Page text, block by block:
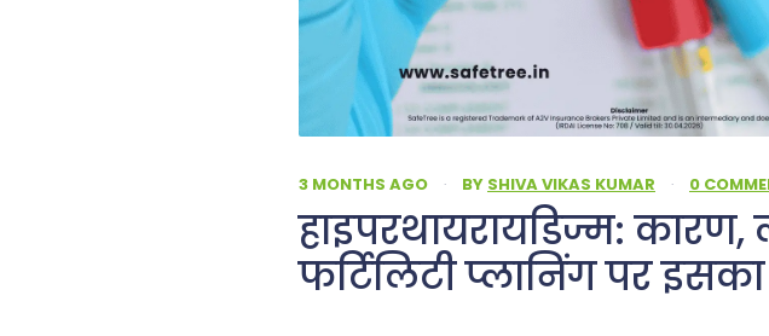
3 MONTHS AGO · BY SHIVA VIKAS KUMAR · 0
हाइपरथायरायडिज्म:
फर्टिलिटी प्लानिंग पर